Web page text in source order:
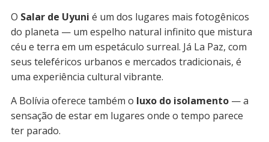
O Salar de Uyuni é um dos lugares mais fotogênicos
do planeta — um espelho natural infinito que mistura
céu e terra em um espetáculo surreal. Já La Paz, com
seus teleféricos urbanos e mercados tradicionais, é
uma experiência cultural vibrante.
A Bolívia oferece também o luxo do isolamento— a
sensação de estar em lugares onde o tempo parece
ter parado.